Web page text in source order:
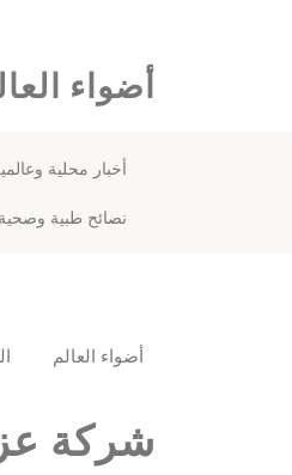
أضواء
أخبار محلية
نصائح طبية وصحية
أضواء العالم
شركة